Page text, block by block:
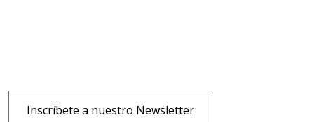
Inscríbete a nuestro Newsletter